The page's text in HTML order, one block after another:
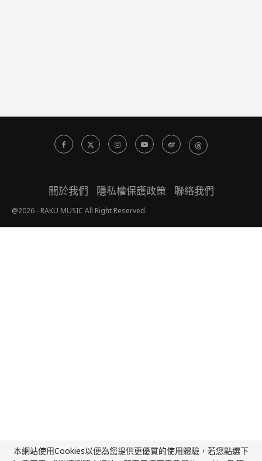
關於我們 隱私權保護政策 聯絡我們
@2026 - RAKU MUSIC All Right Reserved.
本網站使用Cookies以便為您提供更優質的使用體驗，若您點選下